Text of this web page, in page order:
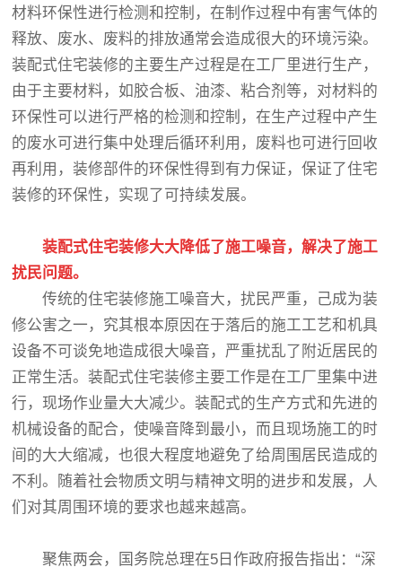
材料环保性进行检测和控制，在制作过程中有害气体的
释放、废水、废料的排放通常会造成很大的环境污染。
装配式住宅装修的主要生产过程是在工厂里进行生产，
由于主要材料，如胶合板、油漆、粘合剂等，对材料的
环保性可以进行严格的检测和控制，在生产过程中产生
的废水可进行集中处理后循环利用，废料也可进行回收
再利用，装修部件的环保性得到有力保证，保证了住宅
装修的环保性，实现了可持续发展。
装配式住宅装修大大降低了施工噪音，解决了施工
扰民问题。
传统的住宅装修施工噪音大，扰民严重，己成为装
修公害之一，究其根本原因在于落后的施工工艺和机具
设备不可谈免地造成很大噪音，严重扰乱了附近居民的
正常生活。装配式住宅装修主要工作是在工厂里集中进
行，现场作业量大大减少。装配式的生产方式和先进的
机械设备的配合，使噪音降到最小，而且现场施工的时
间的大大缩减，也很大程度地避免了给周围居民造成的
不利。随着社会物质文明与精神文明的进步和发展，人
们对其周围环境的要求也越来越高。
聚焦两会，国务院总理在5日作政府报告指出：“深